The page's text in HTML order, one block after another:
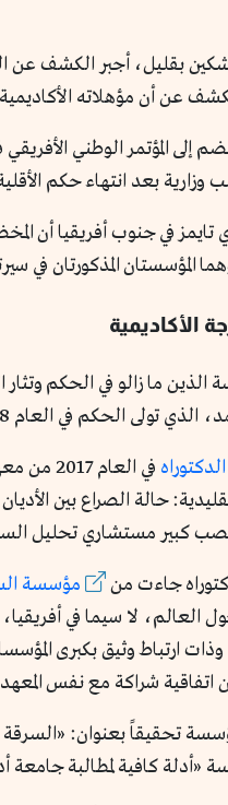
بقليل، أجبر الكشف عن
عن أن مؤهلاته
إلى المؤتمر الوطني
حكم الأقلية البيضاء في
في جنوب أفريقيا أن
المؤسستان المذكورتان في
الأكاديمية
الذين ما زالو في الحكم
الذي تولى الحكم في العام 2018.
حالة الصراع بين
كبير مستشاري تحليل
جاءت من مؤسسة
العالم، لا سيما في
ارتباط وثيق بكبرى
شراكة مع نفس المعهد
تحقيقاً بعنوان:
«أدلة كافية لمطالبة